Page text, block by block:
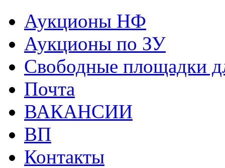
Аукционы НФ
Аукционы по ЗУ
Свободные площадки
Почта
ВАКАНСИИ
ВП
Контакты